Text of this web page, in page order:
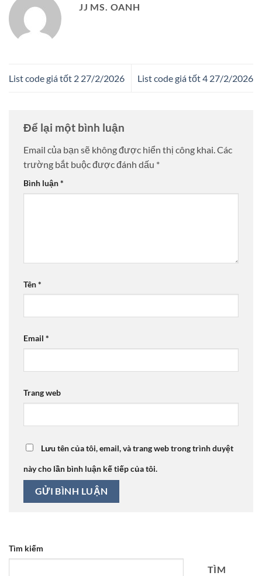
JJ MS. OANH
List code giá tốt 2 27/2/2026 List code giá tốt 4 27/2/2026
Để lại một bình luận
Email của bạn sẽ không được hiển thị công khai.Các
trường bắt buộc được đánh dấu *
Bình luận*
Tên*
Email *
Trang web
Lưu tên của tôi, email, và trang web trong trình duyệt
này cho lần bình luận kế tiếp của tôi.
Tìm kiếm
TÌM